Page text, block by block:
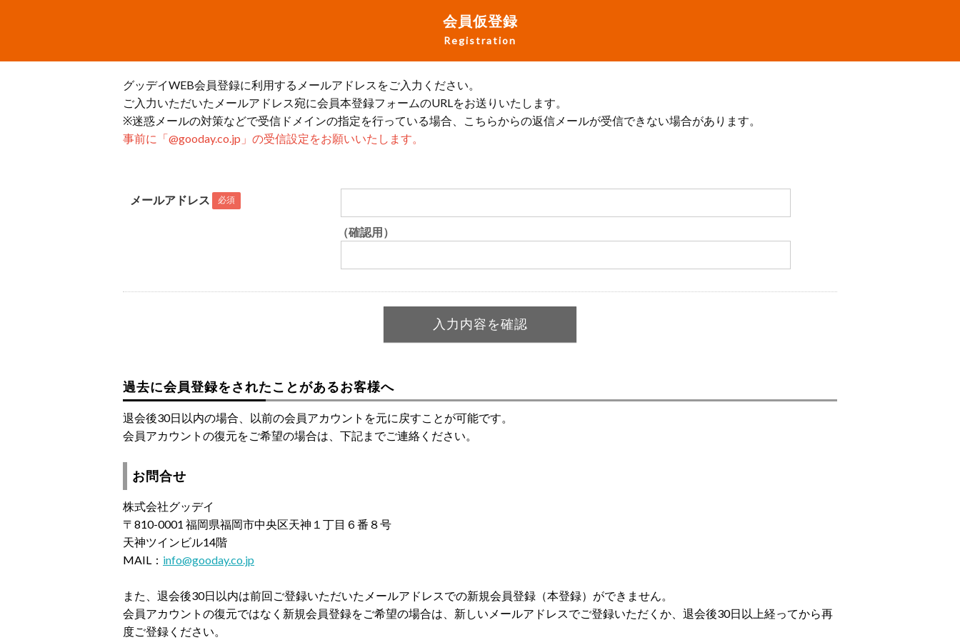
会員仮登録
Registration
グッデイWEB会員登録に利用するメールアドレスをご入力ください。
ご入力いただいたメールアドレス宛に会員本登録フォームのURLをお送りいたします。
※迷惑メールの対策などで受信ドメインの指定を行っている場合、こちらからの返信メールが受信できない場合があります。
事前に「@gooday.co.jp」の受信設定をお願いいたします。
メールアドレス 必須
（確認用）
過去に会員登録をされたことがあるお客様へ
退会後30日以内の場合、以前の会員アカウントを元に戻すことが可能です。
会員アカウントの復元をご希望の場合は、下記までご連絡ください。
お問合せ
株式会社グッデイ
〒810-0001 福岡県福岡市中央区天神１丁目６番８号
天神ツインビル14階
MAIL： info@gooday.co.jp
また、退会後30日以内は前回ご登録いただいたメールアドレスでの新規会員登録（本登録）ができません。
会員アカウントの復元ではなく新規会員登録をご希望の場合は、新しいメールアドレスでご登録いただくか、退会後30日以上経ってから再
度ご登録ください。